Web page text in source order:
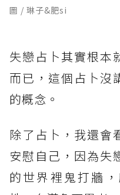
圖 / 琳子&肥si
失戀占卜其實根本
而已，這個占卜沒
的概念。
除了占卜，我還會
安慰自己，因為失
的世界裡鬼打牆